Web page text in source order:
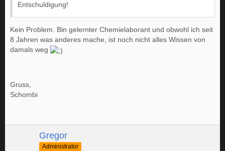
Entschuldigung!
Kein Problem. Bin gelernter Chemielaborant und obwohl ich seit
8 Jahren was anderes mache, ist noch nicht alles Wissen von
damals weg
Gruss,
Schombi
Gregor
Administrator